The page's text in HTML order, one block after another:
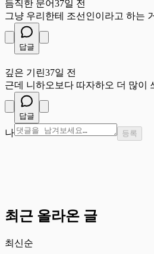
듬직한 문어37일 전
그냥 우리한테 조선인이라고 하는
답글
깊은 기린37일 전
근데 니하오보다 따자하오 더 많이
답글
나 등록
최근 올라온 글
최신순